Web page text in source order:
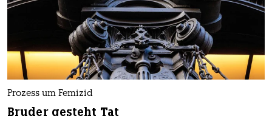
Prozess um Femizid
Bruder gesteht Tat